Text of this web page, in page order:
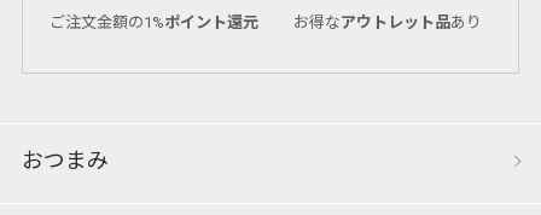
ご注文金額の1%ポイント還元 お得なアウトレット品あり
おつまみ